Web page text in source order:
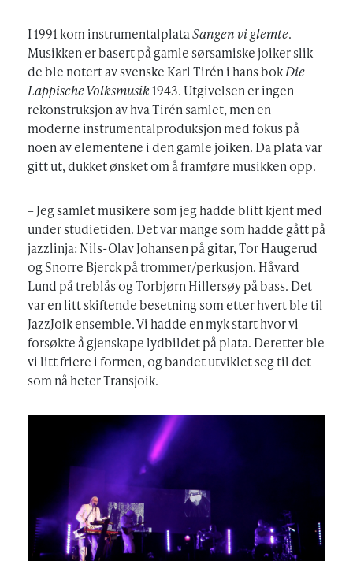
I 1991 kom instrumentalplataSangen vi glemte.
Musikken er basert på gamle sørsamiske joiker slik
de ble notert av svenske Karl Tirén i hans bokDie
Lappische Volksmusik1943. Utgivelsen er ingen
rekonstruksjon av hva Tirén samlet, men en
moderne instrumentalproduksjon med fokus på
noen av elementene i den gamle joiken. Da plata var
gitt ut, dukket ønsket om å framføre musikken opp.
– Jeg samlet musikere som jeg hadde blitt kjent med
under studietiden. Det var mange som hadde gått på
jazzlinja: Nils-Olav Johansen på gitar, Tor Haugerud
og Snorre Bjerck på trommer/perkusjon. Håvard
Lund på treblås og Torbjørn Hillersøy på bass. Det
var en litt skiftende besetning som etter hvert ble til
JazzJoik ensemble. Vi hadde en myk start hvor vi
forsøkte å gjenskape lydbildet på plata. Deretter ble
vi litt friere i formen, og bandet utviklet seg til det
som nå heter Transjoik.